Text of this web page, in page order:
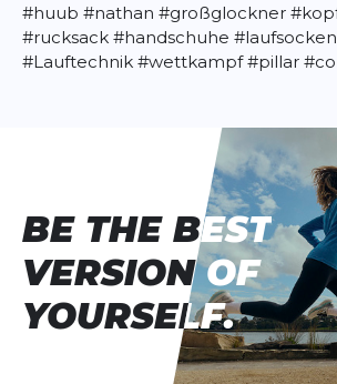
#huub #nathan #großglockner
#rucksack #handschuhe #laufsocken
#Lauftechnik #wettkampf#pillar
BE THE BEST
VERSION OF
YOURSELF.
BE THE BEST
VERSION OF
YOURSELF.